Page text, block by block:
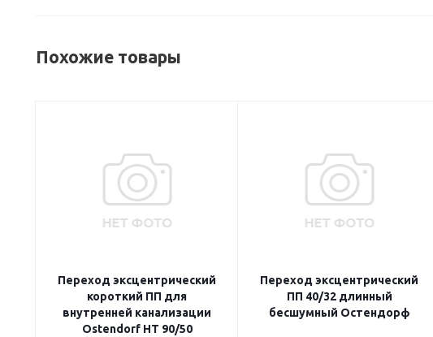
Похожие товары
Переход эксцентрический
короткий ПП для
внутренней канализации
Ostendorf HT 90/50
Переход эксцентрический
ПП 40/32 длинный
бесшумный Остендорф